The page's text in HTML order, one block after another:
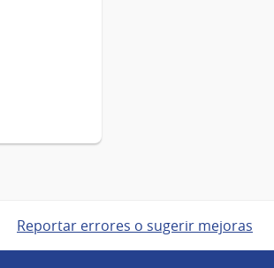
Reportar errores o sugerir mejoras